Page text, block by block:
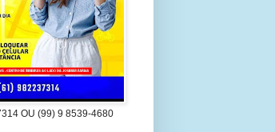
OU (99) 9 8539-4680